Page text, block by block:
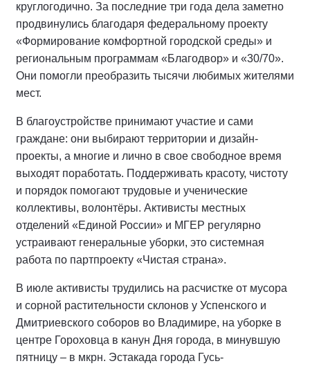
круглогодично. За последние три года дела заметно
продвинулись благодаря федеральному проекту
«Формирование комфортной городской среды» и
региональным программам «Благодвор» и «30/70».
Они помогли преобразить тысячи любимых жителями
мест.
В благоустройстве принимают участие и сами
граждане: они выбирают территории и дизайн-
проекты, а многие и лично в свое свободное время
выходят поработать. Поддерживать красоту, чистоту
и порядок помогают трудовые и ученические
коллективы, волонтёры. Активисты местных
отделений «Единой России» и МГЕР регулярно
устраивают генеральные уборки, это системная
работа по партпроекту «Чистая страна».
В июле активисты трудились на расчистке от мусора
и сорной растительности склонов у Успенского и
Дмитриевского соборов во Владимире, на уборке в
центре Гороховца в канун Дня города, в минувшую
пятницу – в мкрн. Эстакада города Гусь-